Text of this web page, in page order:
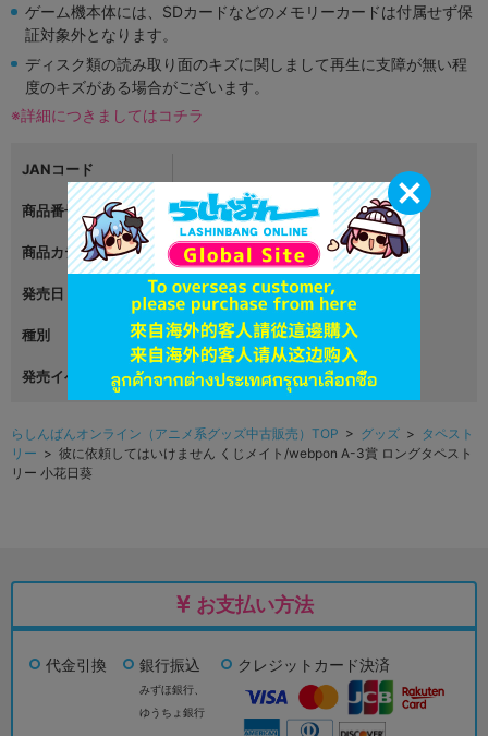
ゲーム機本体には、SDカードなどのメモリーカードは付属せず保
証対象外となります。
ディスク類の読み取り面のキズに関しまして再生に支障が無い程
度のキズがある場合がございます。
※詳細につきましてはコチラ
JANコード
商品番号 L04680633
商品カテゴリ グッズ
発売日 2021年06月02日
種別 タペストリー
発売イベント
らしんばんオンライン（アニメ系グッズ中古販売）TOP > グッズ > タペスト
リー > 彼に依頼してはいけません くじメイト/webpon A-3賞 ロングタペスト
リー 小花日葵
お支払い方法
代金引換 銀行振込
みずほ銀行、
ゆうちょ銀行
クレジットカード決済